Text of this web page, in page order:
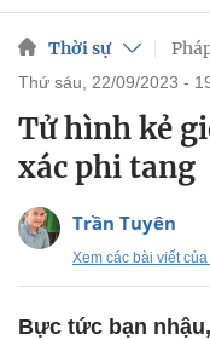
Thời sự
thứ sáu, 22/09/2023 -
Tử hình kẻ
xác phi tang
Trần Tuyên
Xem các bài viết
Bực tức bạn